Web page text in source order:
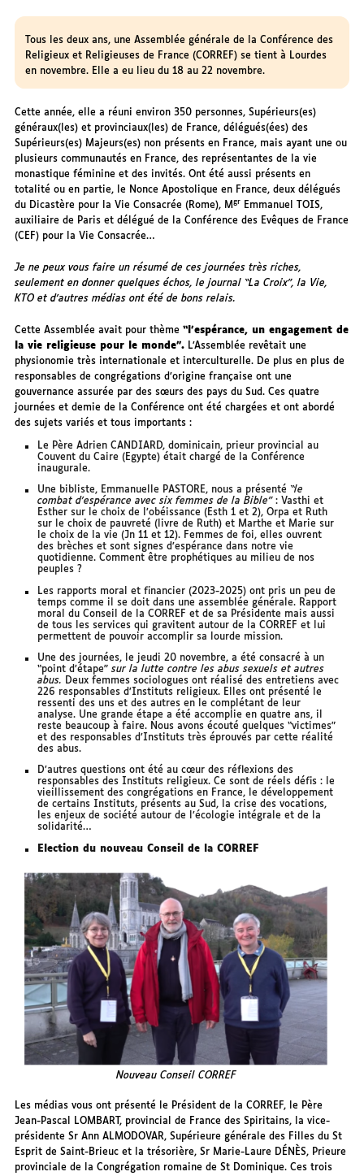
Tous les deux ans, une Assemblée générale de la Conférence des
Religieux et Religieuses de France (CORREF) se tient à Lourdes
en novembre. Elle a eu lieu du 18 au 22 novembre.
Cette année, elle a réuni environ 350 personnes, Supérieurs(es)
généraux(les) et provinciaux(les) de France, délégués(ées) des
Supérieurs(es) Majeurs(es) non présents en France, mais ayant une ou
plusieurs communautés en France, des représentantes de la vie
monastique féminine et des invités. Ont été aussi présents en
totalité ou en partie, le Nonce Apostolique en France, deux délégués
du Dicastère pour la Vie Consacrée (Rome), Mgr
Emmanuel TOIS,
auxiliaire de Paris et délégué de la Conférence des Evêques de France
(CEF) pour la Vie Consacrée…
Je ne peux vous faire un résumé de ces journées très riches,
seulement en donner quelques échos, le journal “La Croix”, la Vie,
KTO et d’autres médias ont été de bons relais.
Cette Assemblée avait pour thème“l’espérance, un engagement de
la vie religieuse pour le monde”. L’Assemblée revêtait une
physionomie très internationale et interculturelle. De plus en plus de
responsables de congrégations d’origine française ont une
gouvernance assurée par des sœurs des pays du Sud. Ces quatre
journées et demie de la Conférence ont été chargées et ont abordé
des sujets variés et tous importants :
Le Père Adrien CANDIARD, dominicain, prieur provincial au
Couvent du Caire (Egypte) était chargé de la Conférence
inaugurale.
Une bibliste, Emmanuelle PASTORE, nous a présenté “le
combat d’espérance avec six femmes de la Bible”: Vasthi et
Esther sur le choix de l’obéissance (Esth 1 et 2), Orpa et Ruth
sur le choix de pauvreté (livre de Ruth) et Marthe et Marie sur
le choix de la vie (Jn 11 et 12). Femmes de foi, elles ouvrent
des brèches et sont signes d’espérance dans notre vie
quotidienne. Comment être prophétiques au milieu de nos
peuples ?
Les rapports moral et financier (2023-2025) ont pris un peu de
temps comme il se doit dans une assemblée générale. Rapport
moral du Conseil de la CORREF et de sa Présidente mais aussi
de tous les services qui gravitent autour de la CORREF et lui
permettent de pouvoir accomplir sa lourde mission.
Une des journées, le jeudi 20 novembre, a été consacré à un
“point d’étape”sur la lutte contre les abus sexuels et autres
abus. Deux femmes sociologues ont réalisé des entretiens avec
226 responsables d’Instituts religieux. Elles ont présenté le
ressenti des uns et des autres en le complétant de leur
analyse. Une grande étape a été accomplie en quatre ans, il
reste beaucoup à faire. Nous avons écouté quelques “victimes”
et des responsables d’Instituts très éprouvés par cette réalité
des abus.
D’autres questions ont été au cœur des réflexions des
responsables des Instituts religieux. Ce sont de réels défis : le
vieillissement des congrégations en France, le développement
de certains Instituts, présents au Sud, la crise des vocations,
les enjeux de société autour de l’écologie intégrale et de la
solidarité…
Election du nouveau Conseil de la CORREF
Nouveau Conseil CORREF
Les médias vous ont présenté le Président de la CORREF, le Père
Jean-Pascal LOMBART, provincial de France des Spiritains, la vice-
présidente Sr Ann ALMODOVAR, Supérieure générale des Filles du St
Esprit de Saint-Brieuc et la trésorière, Sr Marie-Laure DÉNÈS, Prieure
provinciale de la Congrégation romaine de St Dominique. Ces trois